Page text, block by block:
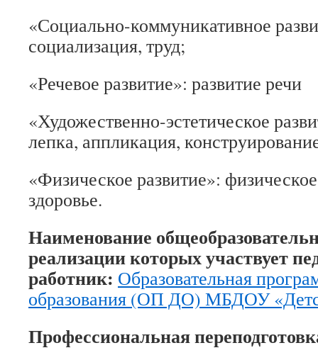
«Социально-коммуникативное
социализация, труд;
«Речевое развитие»: развитие речи
«Художественно-эстетическое
лепка, аппликация,
«Физическое развитие»:
здоровье.
Наименование
реализации которых участвует
работник: Образовательная
образования (ОП ДО) МБДОУ
Профессиональная